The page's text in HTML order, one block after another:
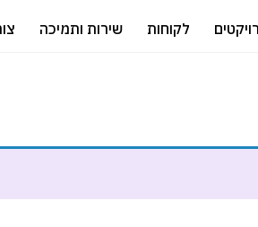
לקוחות שירות ותמיכה